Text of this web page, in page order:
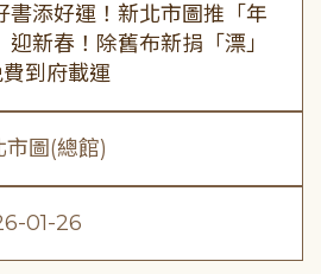
書添好運！新北市圖推「年
迎新春！除舊布新捐「漂」
到府載運
市圖(總館)
01-26